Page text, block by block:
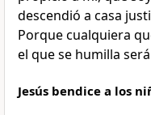
descendió a casa
Porque cualquiera
el que se humilla
Jesús bendice a los